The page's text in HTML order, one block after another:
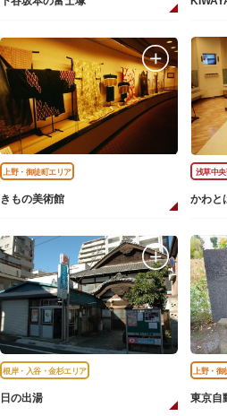
上野・御徒町エリア
きもの美術館
浅草中
かわと
根岸・入谷・金杉エリア
日の出湯
上野・御
東京自